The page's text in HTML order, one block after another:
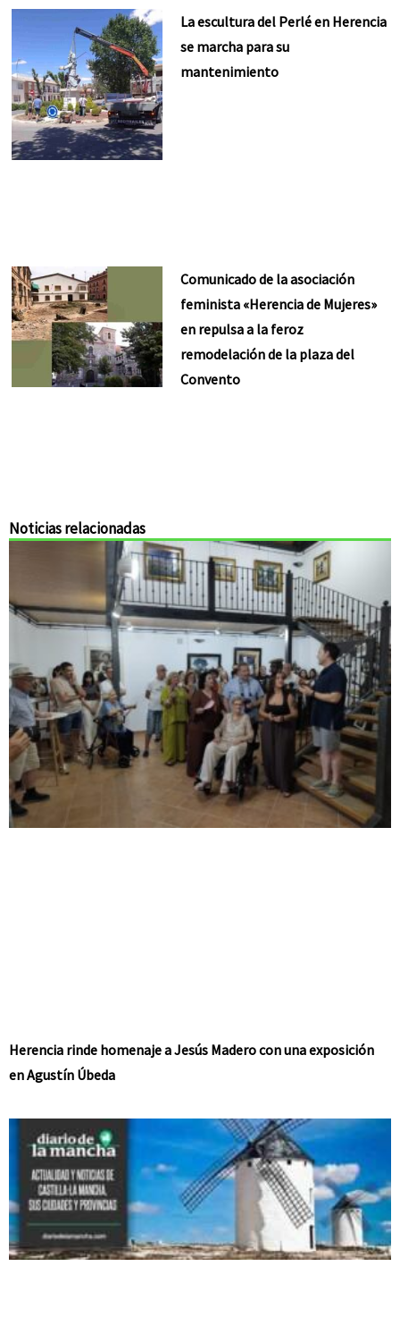
La escultura del Perlé en Herencia
se marcha para su
mantenimiento
Comunicado de la asociación
feminista «Herencia de Mujeres»
en repulsa a la feroz
remodelación de la plaza del
Convento
Noticias relacionadas
Herencia rinde homenaje a Jesús Madero con una exposición
en Agustín Úbeda